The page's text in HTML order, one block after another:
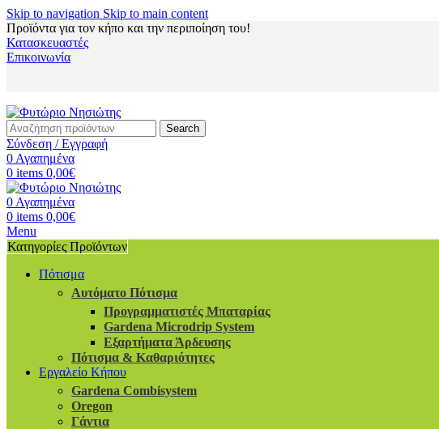
Skip to navigation Skip to main content
Προϊόντα για τον κήπο και την περιποίηση του!
Κατασκευαστές
Επικοινωνία
Search
Σύνδεση / Εγγραφή
0 Αγαπημένα
0 items 0,00€
0 Αγαπημένα
0 items 0,00€
Menu
Κατηγορίες Προϊόντων
Πότισμα
Αυτόματο Πότισμα
Προγραμματιστές Μπαταρίας
Gardena Microdrip System
Εξαρτήματα Άρδευσης
Πότισμα & Καθαριότητες
Εργαλείο Κήπου
Gardena Combisystem
Oregon
Γάντια